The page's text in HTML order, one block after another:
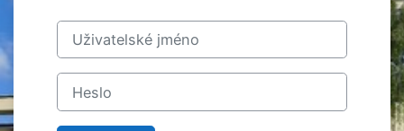
Uživatelské jméno
Heslo